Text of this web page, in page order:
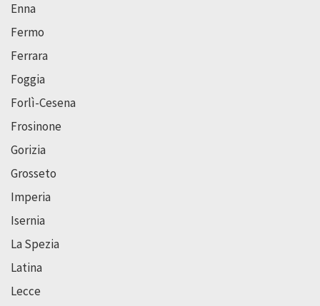
Enna
Fermo
Ferrara
Foggia
Forlì-Cesena
Frosinone
Gorizia
Grosseto
Imperia
Isernia
La Spezia
Latina
Lecce